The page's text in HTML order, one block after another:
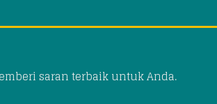
saran terbaik untuk Anda.